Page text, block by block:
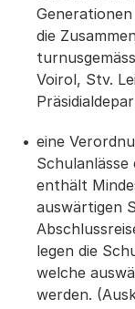
die
Voirol, Stv.
eine
Schulanlässe
enthält
auswärtigen
legen die
welche
werden.